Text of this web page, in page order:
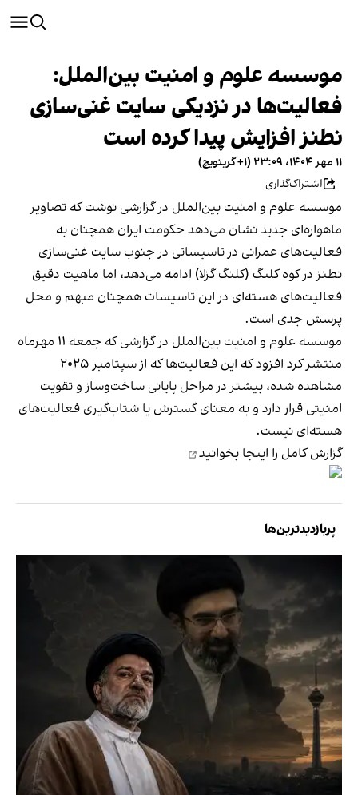
موسسه علوم و امنیت بین‌الملل:
فعالیت‌ها در نزدیکی سایت غنی‌سازی
نطنز افزایش پیدا کرده است
۱۱ مهر ۱۴۰۴، ۲۳:۰۹ (‎+۱ گرینویچ)
اشتراک‌گذاری
موسسه علوم و امنیت بین‌الملل در گزارشی نوشت که تصاویر
ماهواره‌ای جدید نشان می‌دهد حکومت ایران همچنان به
فعالیت‌های عمرانی در تاسیساتی در جنوب سایت غنی‌سازی
نطنز در کوه کلنگ‌ (کلنگ گزلا) ادامه می‌دهد، اما ماهیت دقیق
فعالیت‌های هسته‌ای در این تاسیسات همچنان مبهم و محل
پرسش جدی است.
موسسه علوم و امنیت بین‌الملل در گزارشی که جمعه ۱۱ مهرماه
منتشر کرد افزود که این فعالیت‌ها که از سپتامبر ۲۰۲۵
مشاهده شده، بیشتر در مراحل پایانی ساخت‌وساز و تقویت
امنیتی قرار دارد و به معنای گسترش یا شتاب‌گیری فعالیت‌های
هسته‌ای نیست.
گزارش کامل را اینجا بخوانید
پربازدیدترین‌ها